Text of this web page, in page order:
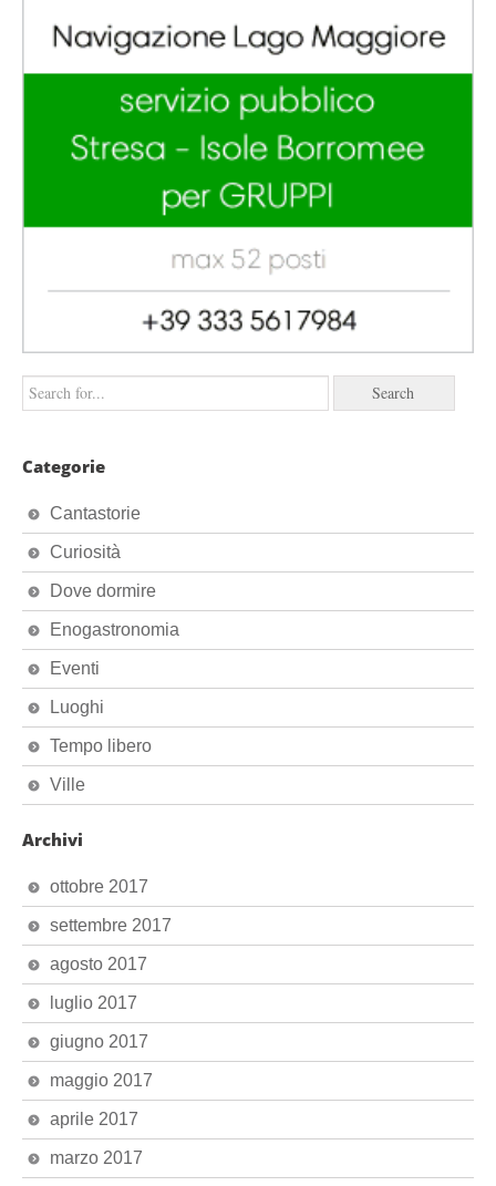
Categorie
Cantastorie
Curiosità
Dove dormire
Enogastronomia
Eventi
Luoghi
Tempo libero
Ville
Archivi
ottobre 2017
settembre 2017
agosto 2017
luglio 2017
giugno 2017
maggio 2017
aprile 2017
marzo 2017